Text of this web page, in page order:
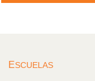
ESCUELAS